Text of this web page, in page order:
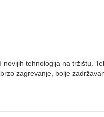
tehnologija na tržištu.
zagrevanje, bolje